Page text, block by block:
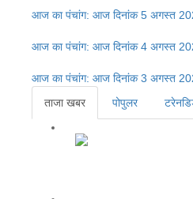
आज का पंचांग: आज दिनांक 5 अगस्त
आज का पंचांग: आज दिनांक 4 अगस्त
आज का पंचांग: आज दिनांक 3 अगस्त
ताजा खबर
पोपुलर